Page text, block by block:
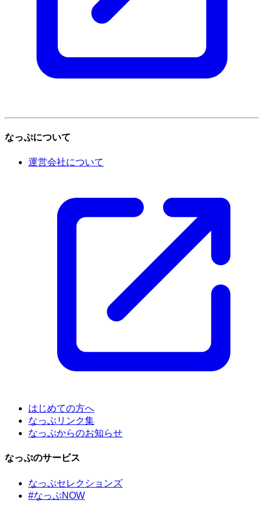
なっぷについて
運営会社について
はじめての方へ
なっぷリンク集
なっぷからのお知らせ
なっぷのサービス
なっぷセレクションズ
#なっぷNOW